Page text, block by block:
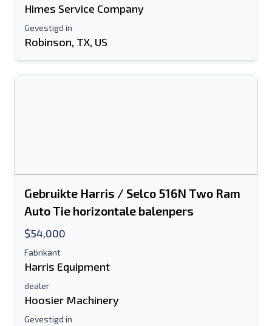
Himes Service Company
Gevestigd in
Robinson, TX, US
Gebruikte Harris / Selco 516N Two Ram
Auto Tie horizontale balenpers
$54,000
Fabrikant
Harris Equipment
dealer
Hoosier Machinery
Gevestigd in